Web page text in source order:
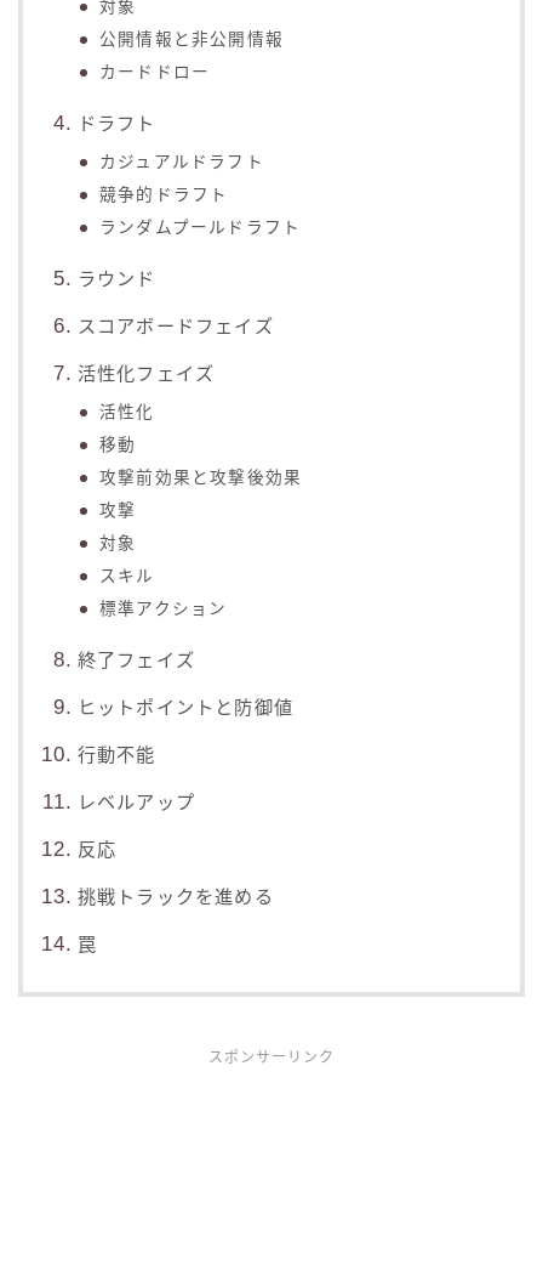
対象
公開情報と非公開情報
カードドロー
ドラフト
カジュアルドラフト
競争的ドラフト
ランダムプールドラフト
ラウンド
スコアボードフェイズ
活性化フェイズ
活性化
移動
攻撃前効果と攻撃後効果
攻撃
対象
スキル
標準アクション
終了フェイズ
ヒットポイントと防御値
行動不能
レベルアップ
反応
挑戦トラックを進める
罠
スポンサーリンク